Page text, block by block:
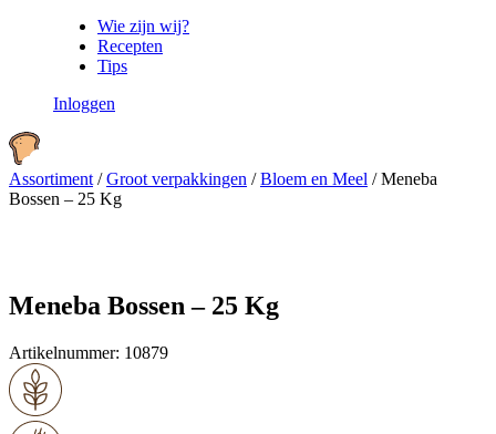
Wie zijn wij?
Recepten
Tips
Inloggen
Assortiment /Groot verpakkingen /Bloem en Meel /Meneba
Bossen – 25 Kg
Meneba Bossen – 25 Kg
Artikelnummer: 10879